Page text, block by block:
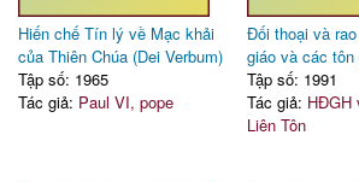
Hiến chế Tín lý về Mạc khải
của Thiên Chúa (Dei Verbum)
Tập số: 1965
Tác giả: Paul VI, pope
Đối thoại và
giáo và các tôn
Tập số: 1991
Tác giả: HĐGH
Liên Tôn